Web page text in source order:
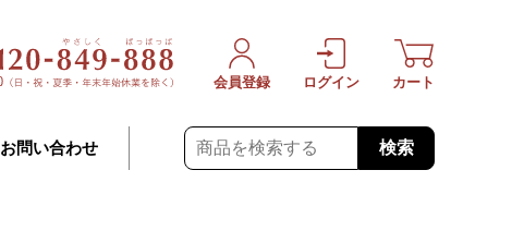
お問い合わせ 検索
会員登録 ログイン カート